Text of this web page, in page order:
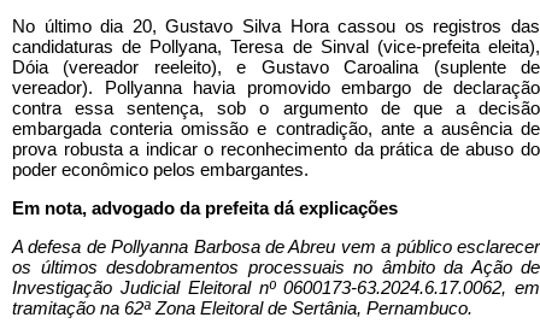
No último dia 20, Gustavo Silva Hora cassou os registros das
candidaturas de Pollyana, Teresa de Sinval (vice-prefeita eleita),
Dóia (vereador reeleito), e Gustavo Caroalina (suplente de
vereador). Pollyanna havia promovido embargo de declaração
contra essa sentença, sob o argumento de que a decisão
embargada conteria omissão e contradição, ante a ausência de
prova robusta a indicar o reconhecimento da prática de abuso do
poder econômico pelos embargantes.
Em nota, advogado da prefeita dá explicações
A defesa de Pollyanna Barbosa de Abreu vem a público esclarecer
os últimos desdobramentos processuais no âmbito da Ação de
Investigação Judicial Eleitoral nº 0600173-63.2024.6.17.0062, em
tramitação na 62ª Zona Eleitoral de Sertânia, Pernambuco.